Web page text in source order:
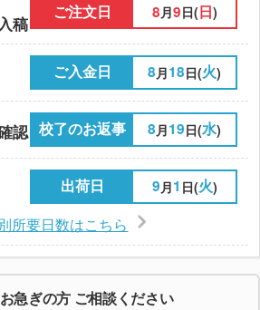
稿
ご注文日 8月9日(日)
ご入金日 8 月18日(火)
認 校了のお返事 8 月19日(水)
出荷日 9 月1 日(火)
所要日数はこちら
急ぎの方 ご相談ください